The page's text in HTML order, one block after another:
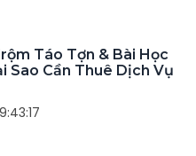
Táo Tợn & Bài Học
Sao Cần Thuê Dịch Vụ